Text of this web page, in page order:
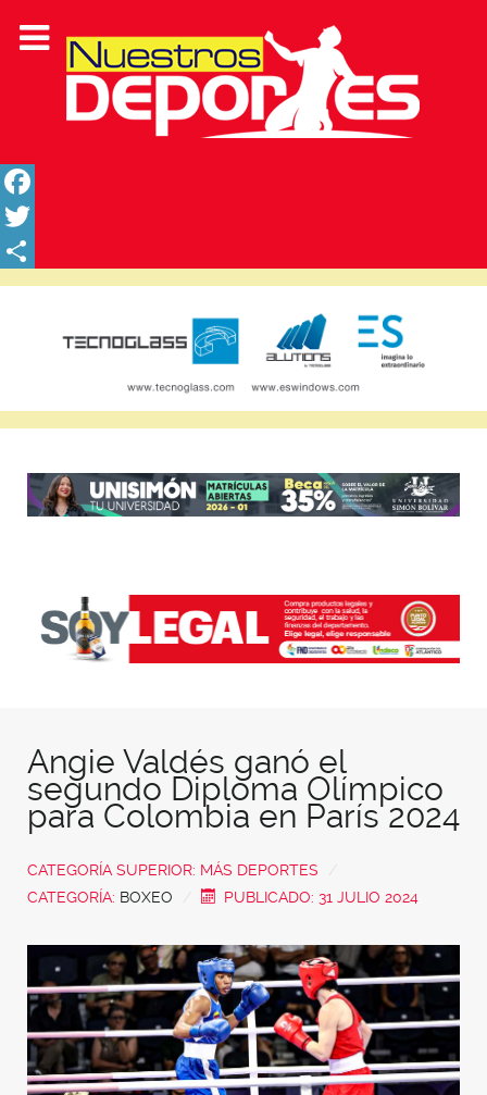
Facebook
Twitter
Share
Angie Valdés ganó el
segundo Diploma Olímpico
para Colombia en París 2024
CATEGORÍA SUPERIOR: MÁS DEPORTES
CATEGORÍA: BOXEO PUBLICADO: 31 JULIO 2024